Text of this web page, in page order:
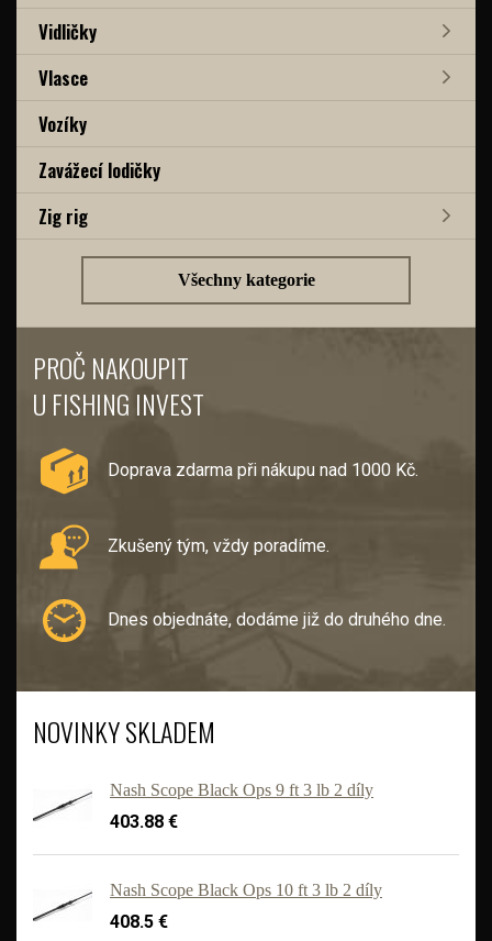
Vidličky
Vlasce
Vozíky
Zavážecí lodičky
Zig rig
Všechny kategorie
PROČ NAKOUPIT
U FISHING INVEST
Doprava zdarma při nákupu nad 1000 Kč.
Zkušený tým, vždy poradíme.
Dnes objednáte, dodáme již do druhého dne.
NOVINKY SKLADEM
Nash Scope Black Ops 9 ft 3 lb 2 díly
403.88 €
Nash Scope Black Ops 10 ft 3 lb 2 díly
408.5 €